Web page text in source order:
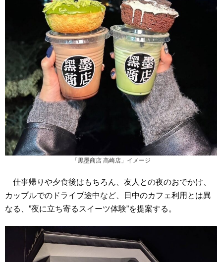
「黒墨商店 高崎店」イメージ
仕事帰りや夕食後はもちろん、友人との夜のおでかけ、
カップルでのドライブ途中など、日中のカフェ利用とは異
なる、”夜に立ち寄るスイーツ体験”を提案する。